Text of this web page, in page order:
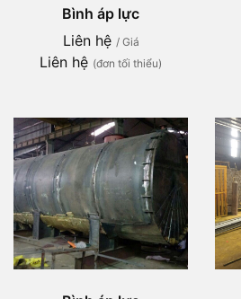
Bình áp lực
Liên hệ / Giá
Liên hệ (đơn tối thiểu)